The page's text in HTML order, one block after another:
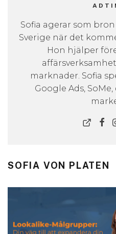
Sofia agerar som
Sverige när det
Hon hjälper
marknader. Sofia
Google Ads,
SOFIA VON PLATEN